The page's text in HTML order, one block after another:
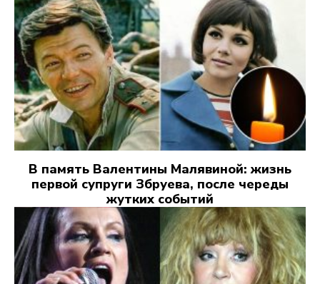
В память Валентины Малявиной: жизнь
первой супруги Збруева, после череды
жутких событий